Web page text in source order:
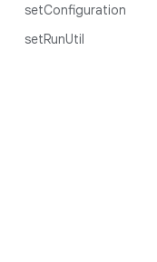
setConfiguration
setRunUtil